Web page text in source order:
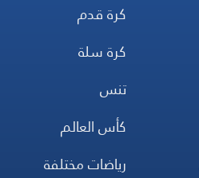
كرة قدم
كرة سلة
تنس
كأس العالم
رياضات مختلفة